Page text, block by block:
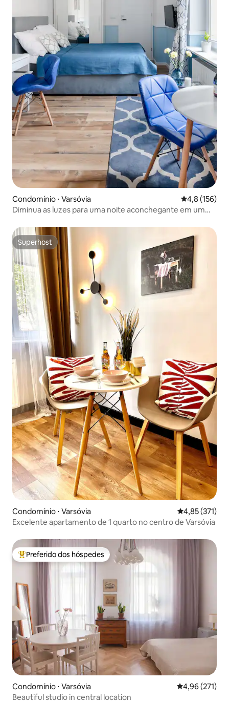
Condomínio ⋅ Varsóvia 4,8 de uma
4,8 (156)
Diminua as luzes para uma noite aconchegante em um
Superhost
Superhost
Condomínio ⋅ Varsóvia 4,85 de uma
4,85 (371)
Excelente apartamento de 1 quarto no centro de Varsóvia
Entre os melhores preferidos dos hóspedes
Preferido dos hóspedes
Condomínio ⋅ Varsóvia 4,96 de uma
4,96 (271)
Beautiful studio in central location